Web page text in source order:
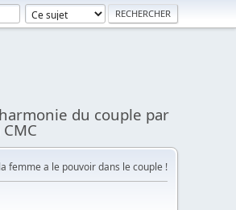
du couple par
CMC
femme a le pouvoir dans le couple !